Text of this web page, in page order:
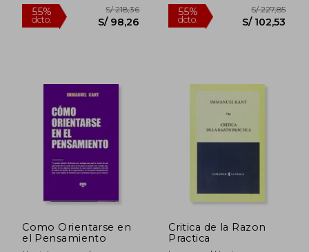
55% 55%
Como Orientarse en
el Pensamiento
Critica de la Razon
Practica